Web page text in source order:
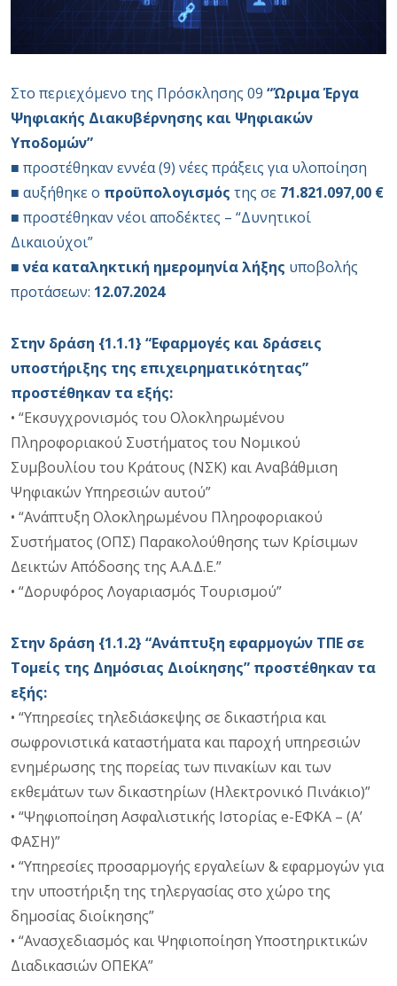
Στο περιεχόμενο της Πρόσκλησης 09 “Ώριμα Έργα
Ψηφιακής Διακυβέρνησης και Ψηφιακών
Υποδομών”
■ προστέθηκαν εννέα (9) νέες πράξεις για υλοποίηση
■ αυξήθηκε ο προϋπολογισμός της σε 71.821.097,00 €
■ προστέθηκαν νέοι αποδέκτες – “Δυνητικοί
Δικαιούχοι”
■νέα καταληκτική ημερομηνία λήξης υποβολής
προτάσεων: 12.07.2024
Στην δράση {1.1.1} “Εφαρμογές και δράσεις
υποστήριξης της επιχειρηματικότητας”
προστέθηκαν τα εξής:
• “Εκσυγχρονισμός του Ολοκληρωμένου
Πληροφοριακού Συστήματος του Νομικού
Συμβουλίου του Κράτους (ΝΣΚ) και Αναβάθμιση
Ψηφιακών Υπηρεσιών αυτού”
• “Ανάπτυξη Ολοκληρωμένου Πληροφοριακού
Συστήματος (ΟΠΣ) Παρακολούθησης των Κρίσιμων
Δεικτών Απόδοσης της Α.Α.Δ.Ε.”
• “Δορυφόρος Λογαριασμός Τουρισμού”
Στην δράση {1.1.2} “Ανάπτυξη εφαρμογών ΤΠΕ σε
Τομείς της Δημόσιας Διοίκησης” προστέθηκαν τα
εξής:
• “Υπηρεσίες τηλεδιάσκεψης σε δικαστήρια και
σωφρονιστικά καταστήματα και παροχή υπηρεσιών
ενημέρωσης της πορείας των πινακίων και των
εκθεμάτων των δικαστηρίων (Ηλεκτρονικό Πινάκιο)”
• “Ψηφιοποίηση Ασφαλιστικής Ιστορίας e-ΕΦΚΑ – (Α’
ΦΑΣΗ)”
• “Υπηρεσίες προσαρμογής εργαλείων & εφαρμογών για
την υποστήριξη της τηλεργασίας στο χώρο της
δημοσίας διοίκησης”
• “Ανασχεδιασμός και Ψηφιοποίηση Υποστηρικτικών
Διαδικασιών ΟΠΕΚΑ”